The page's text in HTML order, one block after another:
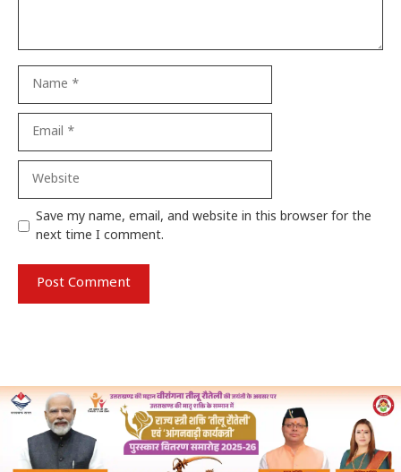
Save my name, email, and website in this browser for the
next time I comment.